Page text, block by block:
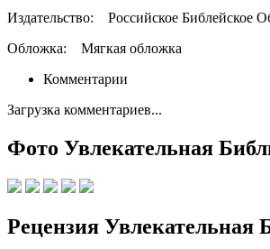
Издательство:
Российское Библейское
Обложка: Мягкая обложка
Комментарии
Загрузка комментариев...
Фото Увлекательная
Рецензия Увлекательная